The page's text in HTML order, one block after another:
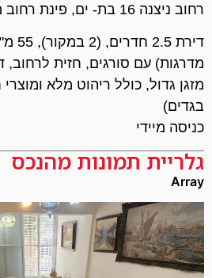
רחוב ניצנה 16 בת- ים, פינת רחוב מתתיהו גנם
מדרגות) עם סורגים, חזית לרחוב,
מזגן גדול, כולל ריהוט מלא
בגדים)
כניסה מיידי
גלריית תמונות מהנכס
Array